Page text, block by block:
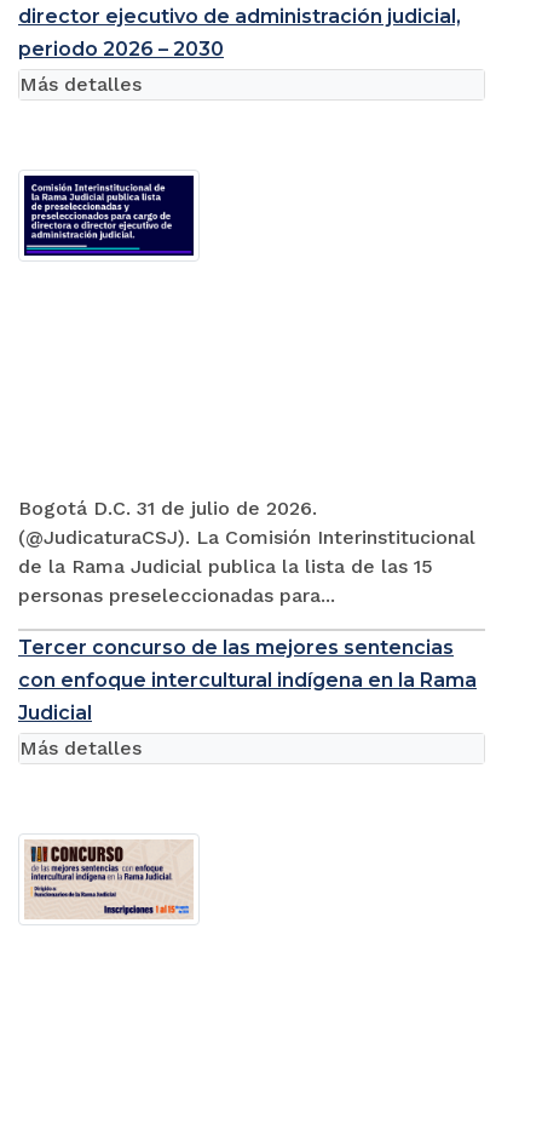
director ejecutivo de administración judicial,
periodo 2026 – 2030
Bogotá D.C. 31 de julio de 2026.
(@JudicaturaCSJ). La Comisión Interinstitucional
de la Rama Judicial publica la lista de las 15
personas preseleccionadas para...
Más detalles
Tercer concurso de las mejores sentencias
con enfoque intercultural indígena en la Rama
Judicial
Más detalles